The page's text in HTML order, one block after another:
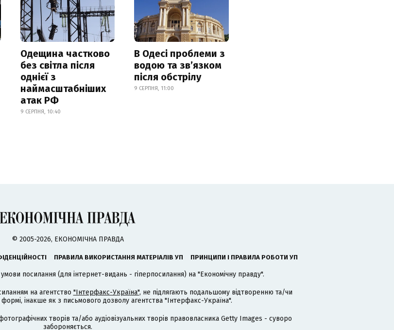
Одещина частково
без світла після
однієї з
наймасштабніших
атак РФ
9 СЕРПНЯ, 10:40
В Одесі проблеми з
водою та звʼязком
після обстрілу
9 СЕРПНЯ, 11:00
© 2005-2026, ЕКОНОМІЧНА ПРАВДА
ПРАВИЛА ВИКОРИСТАННЯ МАТЕРІАЛІВ УП ПРИНЦИПИ І ПРАВИЛА РОБОТИ УП
посилання (для інтернет-видань - гіперпосилання) на "Економічну правду".
на агентство "Інтерфакс-Україна", не підлягають подальшому відтворенню та/чи
інакше як з письмового дозволу агентства "Інтерфакс-Україна".
творів та/або аудіовізуальних творів правовласника Getty Images - суворо
забороняється.